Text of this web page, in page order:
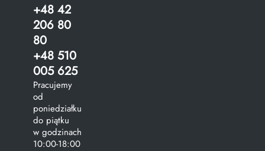
+48 42
206 80
80
+48 510
005 625
Pracujemy
od
poniedziałku
do piątku
w godzinach
10:00-18:00